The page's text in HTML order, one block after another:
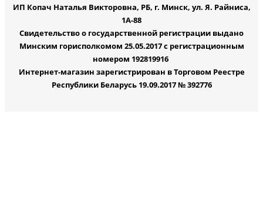
ИП Копач Наталья Викторовна, РБ, г. Минск, ул. Я. Райниса,
1А-88
Свидетельство о государственной регистрации выдано
Минским горисполкомом 25.05.2017 с регистрационным
номером 192819916
Интернет-магазин зарегистрирован в Торговом Реестре
Республики Беларусь 19.09.2017 № 392776